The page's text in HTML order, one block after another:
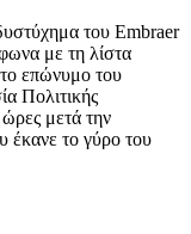
του Embraer
με τη λίστα
επώνυμο του
Πολιτικής
μετά την
έκανε το γύρο του